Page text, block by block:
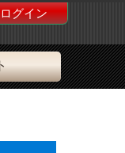
ログイン